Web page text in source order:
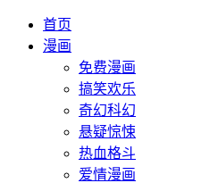
首页
漫画
免费漫画
搞笑欢乐
奇幻科幻
悬疑惊悚
热血格斗
爱情漫画